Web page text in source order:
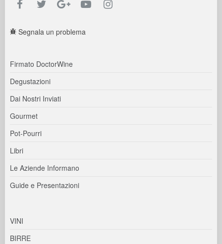
Segnala un problema
Firmato DoctorWine
Degustazioni
Dai Nostri Inviati
Gourmet
Pot-Pourri
Libri
Le Aziende Informano
Guide e Presentazioni
VINI
BIRRE